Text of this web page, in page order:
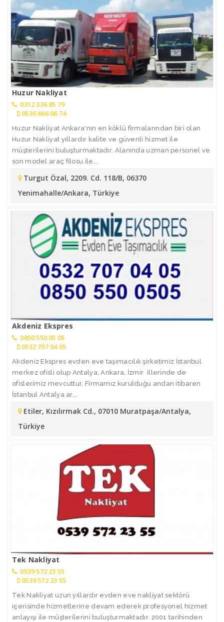
Huzur Nakliyat
0312 336 85 79
0536 666 06 74
Huzur Nakliyat Ankara'nın en köklü firmalarından biri olan
Huzur Nakliyat yıllardır kalite ve güvenli hizmet ile
müşterilerini buluşturmaktadır. Alanında uzman personel ve
son model araç filosu ile...
Turgut Özal, 2209. Cd. 118/B, 06370
Yenimahalle/Ankara, Türkiye
Akdeniz Ekspres
0850 550 05 05
0532 707 04 05
Akdeniz Ekspres evden eve taşımacılık şirketimiz İstanbul
merkez ofisli olup Antalya, Ankara, İzmir illerinde de
ofislerimiz mevcuttur. Firmamız kurulduğu andan itibaren
İstanbul Antalya ar...
Etiler, Kızılırmak Cd., 07010 Muratpaşa/Antalya,
Türkiye
Tek Nakliyat
0539 572 23 55
0539 572 23 55
Tek Nakliyat uzun yıllardır evden eve nakliyat sektörü
içerisinde hizmetlerine devam ederek profesyonel hizmet
anlayışı ile müşterilerini buluşturmaktadır. 2001 tarihinden